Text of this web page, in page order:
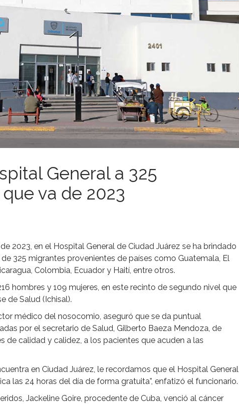
General a 325
va de 2023
2023, en el Hospital General de Ciudad Juárez se ha brindado
325 migrantes provenientes de países como Guatemala, El
Colombia, Ecuador y Haití, entre otros.
hombres y 109 mujeres, en este recinto de segundo nivel que
de Salud (Ichisal).
médico del nosocomio, aseguró que se da puntual
por el secretario de Salud, Gilberto Baeza Mendoza, de
de calidad y calidez, a los pacientes que acuden a las
en Ciudad Juárez, le recordamos que el Hospital General
las 24 horas del día de forma gratuita”, enfatizó el funcionario.
Jackeline Goire, procedente de Cuba, venció al cáncer